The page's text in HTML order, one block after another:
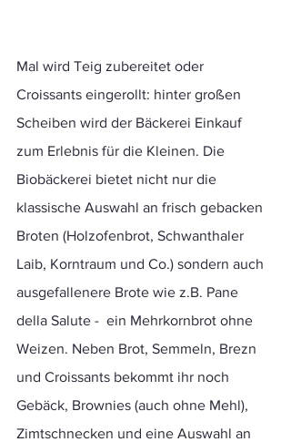
Mal wird Teig zubereitet oder
Croissants eingerollt: hinter großen
Scheiben wird der Bäckerei Einkauf
zum Erlebnis für die Kleinen. Die
Biobäckerei bietet nicht nur die
klassische Auswahl an frisch gebacken
Broten (Holzofenbrot, Schwanthaler
Laib, Korntraum und Co.) sondern auch
ausgefallenere Brote wie z.B. Pane
della Salute -  ein Mehrkornbrot ohne
Weizen. Neben Brot, Semmeln, Brezn
und Croissants bekommt ihr noch
Gebäck, Brownies (auch ohne Mehl),
Zimtschnecken und eine Auswahl an